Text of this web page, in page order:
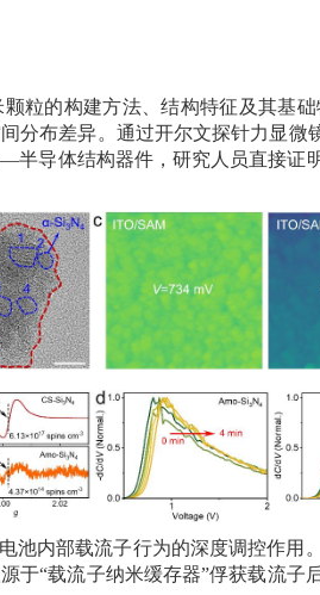
粒的构建方法、结构特征及其基
布差异。通过开尔文探针力显
导体结构器件，研究人员直接证
池内部载流子行为的深度调控作
“载流子纳米缓存器”俘获载流